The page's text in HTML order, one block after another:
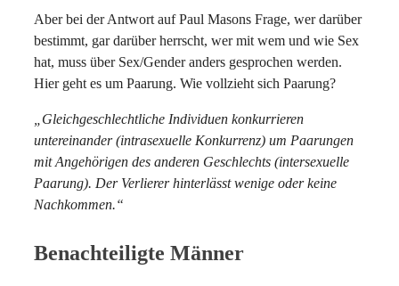
Aber bei der Antwort auf Paul Masons Frage, wer darüber
bestimmt, gar darüber herrscht, wer mit wem und wie Sex
hat, muss über Sex/Gender anders gesprochen werden.
Hier geht es um Paarung. Wie vollzieht sich Paarung?
„Gleichgeschlechtliche Individuen konkurrieren
untereinander (intrasexuelle Konkurrenz) um Paarungen
mit Angehörigen des anderen Geschlechts (intersexuelle
Paarung). Der Verlierer hinterlässt wenige oder keine
Nachkommen.“
Benachteiligte Männer